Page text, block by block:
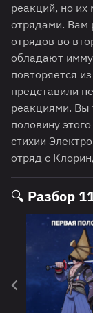
реакций, но
отрядами. Вам
отрядов во
обладают
повторяется
представили
реакциями. Вы
половину
стихии
отряд с
🔍 Разбор